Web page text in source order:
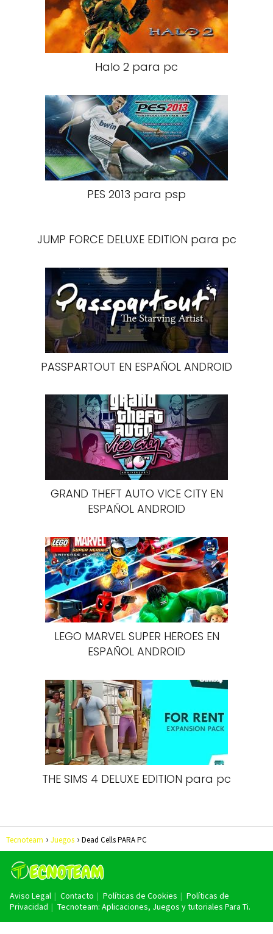
Halo 2 para pc
PES 2013 para psp
JUMP FORCE DELUXE EDITION para pc
PASSPARTOUT EN ESPAÑOL ANDROID
GRAND THEFT AUTO VICE CITY EN
ESPAÑOL ANDROID
LEGO MARVEL SUPER HEROES EN
ESPAÑOL ANDROID
THE SIMS 4 DELUXE EDITION para pc
Tecnoteam Juegos Dead Cells PARA PC
Aviso Legal Contacto Políticas de Cookies
Políticas de
Privacidad
Tecnoteam: Aplicaciones, Juegos y tutoriales Para Ti.